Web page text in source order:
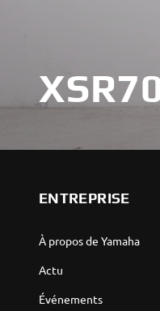
ENTREPRISE
À propos de Yamaha
Actu
Événements